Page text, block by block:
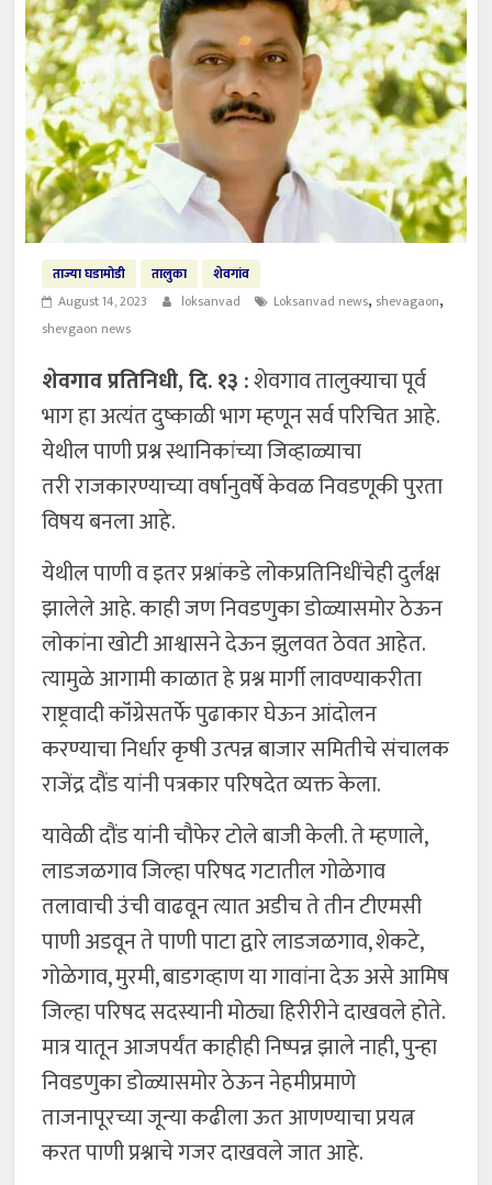
ताज्या घडामोडी तालुका
शेवगांव
August 14, 2023
loksanvad Loksanvad news, shevagaon,
shevgaon news
शेवगाव प्रतिनिधी, दि. १३ :शेवगाव तालुक्याचा पूर्व
भाग हा अत्यंत दुष्काळी भाग म्हणून सर्व परिचित आहे.
येथील पाणी प्रश्न स्थानिकांच्या जिव्हाळ्याचा
तरी राजकारण्याच्या वर्षानुवर्षे केवळ निवडणूकी पुरता
विषय बनला आहे.
येथील पाणी व इतर प्रश्नांकडे लोकप्रतिनिधींचेही दुर्लक्ष
झालेले आहे. काही जण निवडणुका डोळ्यासमोर ठेऊन
लोकांना खोटी आश्वासने देऊन झुलवत ठेवत आहेत.
त्यामुळे आगामी काळात हे प्रश्न मार्गी लावण्याकरीता
राष्ट्रवादी कॉंग्रेसतर्फे पुढाकार घेऊन आंदोलन
करण्याचा निर्धार कृषी उत्पन्न बाजार समितीचे संचालक
राजेंद्र दौंड यांनी पत्रकार परिषदेत व्यक्त केला.
यावेळी दौंड यांनी चौफेर टोले बाजी केली. ते म्हणाले,
लाडजळगाव जिल्हा परिषद गटातील गोळेगाव
तलावाची उंची वाढवून त्यात अडीच ते तीन टीएमसी
पाणी अडवून ते पाणी पाटा द्वारे लाडजळगाव, शेकटे,
गोळेगाव, मुरमी, बाडगव्हाण या गावांना देऊ असे आमिष
जिल्हा परिषद सदस्यानी मोठ्या हिरीरीने दाखवले होते.
मात्र यातून आजपर्यंत काहीही निष्पन्न झाले नाही, पुन्हा
निवडणुका डोळ्यासमोर ठेऊन नेहमीप्रमाणे
ताजनापूरच्या जून्या कढीला ऊत आणण्याचा प्रयत्न
करत पाणी प्रश्नाचे गजर दाखवले जात आहे.